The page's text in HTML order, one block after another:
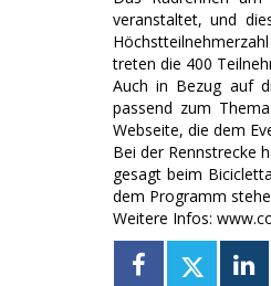
veranstaltet, und
treten die 400
Auch in Bezug auf
passend zum
Webseite, die dem
Bei der Rennstrecke
gesagt beim
dem Programm
Weitere Infos: